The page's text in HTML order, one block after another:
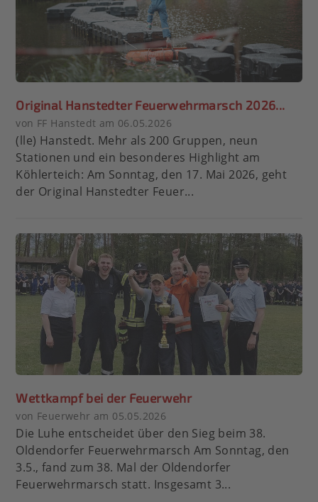
Original Hanstedter Feuerwehrmarsch 2026...
von FF Hanstedt am 06.05.2026
(lle) Hanstedt. Mehr als 200 Gruppen, neun
Stationen und ein besonderes Highlight am
Köhlerteich: Am Sonntag, den 17. Mai 2026, geht
der Original Hanstedter Feuer...
Wettkampf bei der Feuerwehr
von Feuerwehr am 05.05.2026
Die Luhe entscheidet über den Sieg beim 38.
Oldendorfer Feuerwehrmarsch Am Sonntag, den
3.5., fand zum 38. Mal der Oldendorfer
Feuerwehrmarsch statt. Insgesamt 3...